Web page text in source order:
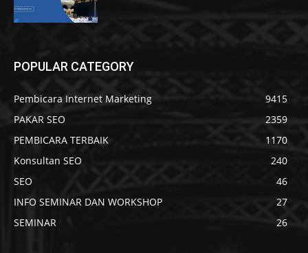
POPULAR CATEGORY
Pembicara Internet Marketing
9415
PAKAR SEO
2359
PEMBICARA TERBAIK
1170
Konsultan SEO
240
SEO
46
INFO SEMINAR DAN WORKSHOP
27
SEMINAR
26